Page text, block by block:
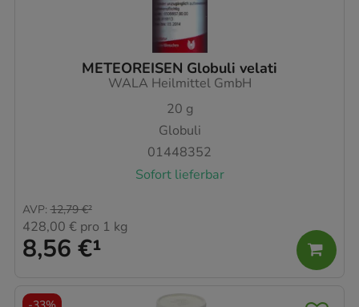
METEOREISEN Globuli velati
WALA Heilmittel GmbH
20 g
Globuli
01448352
Sofort lieferbar
8,56 €¹
AVP: 12,79 €²
428,00 € pro 1 kg